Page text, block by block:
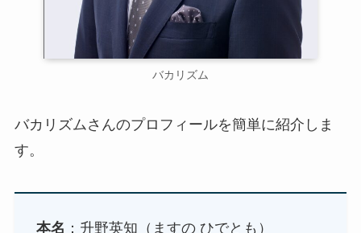
バカリズム
バカリズムさんのプロフィールを簡単に紹介しま
す。
本名 ：升野英知（ますの ひでとも）